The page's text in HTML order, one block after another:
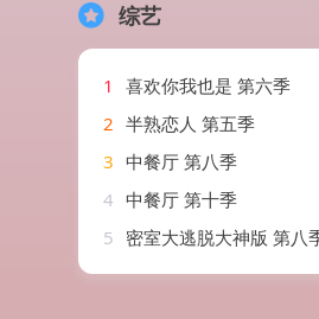
综艺
1
喜欢你我也是 第六季
2 半熟恋人 第五季
3 中餐厅 第八季
4 中餐厅 第十季
5 密室大逃脱大神版 第八